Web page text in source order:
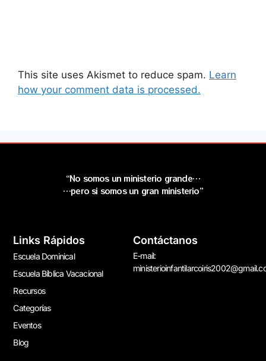
This site uses Akismet to reduce spam. Learn
how your comment data is processed.
“No somos un ministerio grande…
…pero si somos un gran ministerio”
Links Rápidos
Escuela Dominical
Escuela Bíblica Vacacional
Recursos
Categorías
Eventos
Blog
Contáctanos
E-mail: